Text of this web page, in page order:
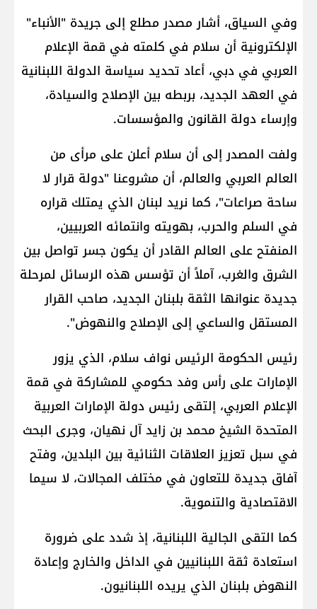
وفي السياق، أشار مصدر مطلع إلى جريدة "الأنباء"
الإلكترونية أن سلام في كلمته في قمة الإعلام
العربي في دبي، أعاد تحديد سياسة الدولة اللبنانية
في العهد الجديد، بربطه بين الإصلاح والسيادة،
وإرساء دولة القانون والمؤسسات.
ولفت المصدر إلى أن سلام أعلن على مرأى من
العالم العربي والعالم، أن مشروعنا "دولة قرار لا
ساحة صراعات"، كما نريد لبنان الذي يمتلك قراره
في السلم والحرب، بهويته وانتمائه العربيين،
المنفتح على العالم القادر أن يكون جسر تواصل بين
الشرق والغرب، آملاً أن تؤسس هذه الرسائل لمرحلة
جديدة عنوانها الثقة بلبنان الجديد، صاحب القرار
المستقل والساعي إلى الإصلاح والنهوض".
رئيس الحكومة الرئيس نواف سلام، الذي يزور
الإمارات على رأس وفد حكومي للمشاركة في قمة
الإعلام العربي، إلتقى رئيس دولة الإمارات العربية
المتحدة الشيخ محمد بن زايد آل نهيان، وجرى البحث
في سبل تعزيز العلاقات الثنائية بين البلدين، وفتح
آفاق جديدة للتعاون في مختلف المجالات، لا سيما
الاقتصادية والتنموية.
كما التقى الجالية اللبنانية، إذ شدد على ضرورة
استعادة ثقة اللبنانيين في الداخل والخارج وإعادة
النهوض بلبنان الذي يريده اللبنانيون.